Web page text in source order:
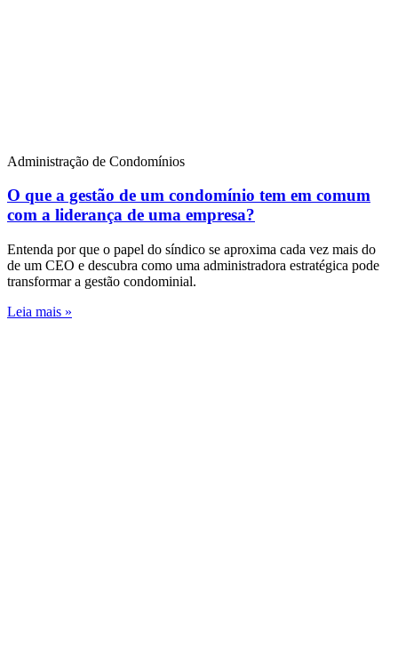
Administração de Condomínios
O que a gestão de um condomínio tem em comum
com a liderança de uma empresa?
Entenda por que o papel do síndico se aproxima cada vez mais do
de um CEO e descubra como uma administradora estratégica pode
transformar a gestão condominial.
Leia mais »